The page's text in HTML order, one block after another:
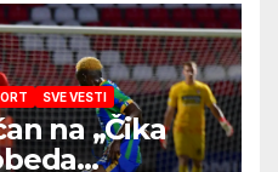
SVE VESTI
na „Čika